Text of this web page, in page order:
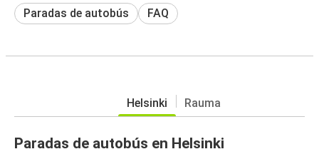
Paradas de autobús FAQ
Helsinki Rauma
Paradas de autobús en Helsinki